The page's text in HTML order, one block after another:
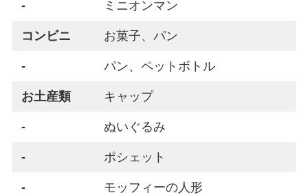
- ミニオンマン
コンビニ お菓子、パン
- パン、ペットボトル
お土産類 キャップ
- ぬいぐるみ
- ポシェット
- モッフィーの人形